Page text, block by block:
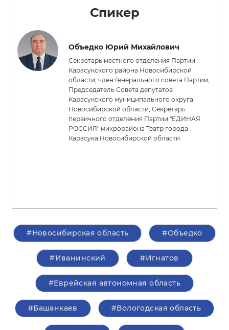
Спикер
Объедко Юрий Михайлович
Секретарь местного отделения Партии
Карасукского района Новосибирской
области, член Генерального совета Партии,
Председатель Совета депутатов
Карасукского муниципального округа
Новосибирской области, Секретарь
первичного отделения Партии "ЕДИНАЯ
РОССИЯ" микрорайона Театр города
Карасука Новосибирской области
#Новосибирская область #Объедко
#Иванинский #Игнатов
#Еврейская автономная область
#Башанкаев #Вологодская область